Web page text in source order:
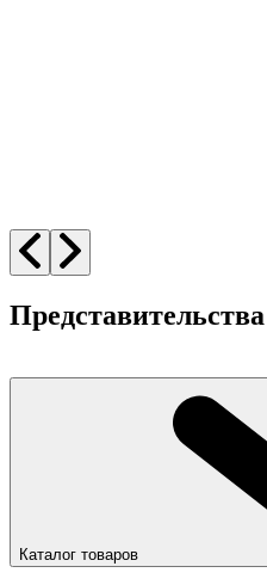
Каталог товаров